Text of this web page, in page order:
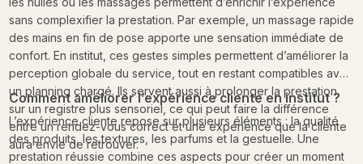
sans complexifier la prestation. Par exemple, un massage rapide
des mains en fin de pose apporte une sensation immédiate de
confort. En institut, ces gestes simples permettent d’améliorer la
perception globale du service, tout en restant compatibles avec
un planning chargé. Ils servent aussi à prolonger la prestation
sur un registre plus sensoriel, ce qui peut faire la différence
entre un rendez-vous correct et une expérience que la cliente
aura envie de retrouver.
Comment améliorer l’expérience cliente en institut ?
L’expérience cliente repose sur plusieurs éléments : la qualité
des produits, les textures, les parfums et la gestuelle. Une
prestation réussie combine ces aspects pour créer un moment